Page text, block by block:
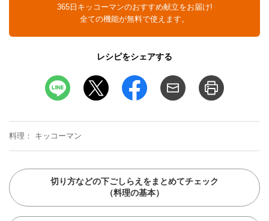
365日キッコーマンのおすすめ献立をお届け!
全ての機能が無料で使えます。
レシピをシェアする
料理 キッコーマン
切り方などの下ごしらえをまとめてチェック
（料理の基本）